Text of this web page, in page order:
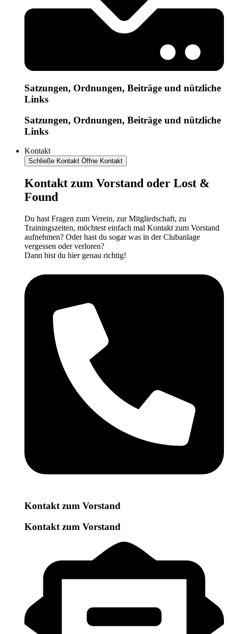
Satzungen, Ordnungen, Beiträge und nützliche
Links
Satzungen, Ordnungen, Beiträge und nützliche
Links
Kontakt
Schließe Kontakt Öffne Kontakt
Kontakt zum Vorstand oder Lost &
Found
Du hast Fragen zum Verein, zur Mitgliedschaft, zu
Trainingszeiten, möchtest einfach mal Kontakt zum Vorstand
aufnehmen? Oder hast du sogar was in der Clubanlage
vergessen oder verloren?
Dann bist du hier genau richtig!
Kontakt zum Vorstand
Kontakt zum Vorstand